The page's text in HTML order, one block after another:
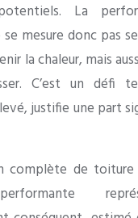
La
mesure donc pas
la chaleur, mais
C’est un défi
justifie une part
complète de toiture